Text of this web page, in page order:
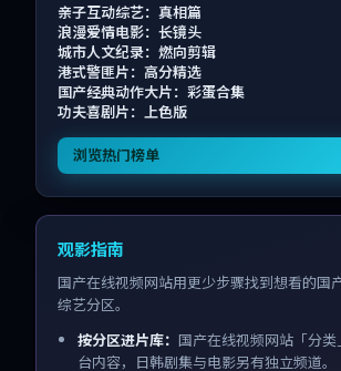
亲子互动综艺：真相篇
浪漫爱情电影：长镜头
城市人文纪录：燃向剪辑
港式警匪片：高分精选
国产经典动作大片：彩蛋合集
功夫喜剧片：上色版
浏览热门榜单
观影指南
国产在线视频网站用更少步骤找到想看的国
综艺分区。
按分区进片库： 国产在线视频网站「分
台内容，日韩剧集与电影另有独立频道。